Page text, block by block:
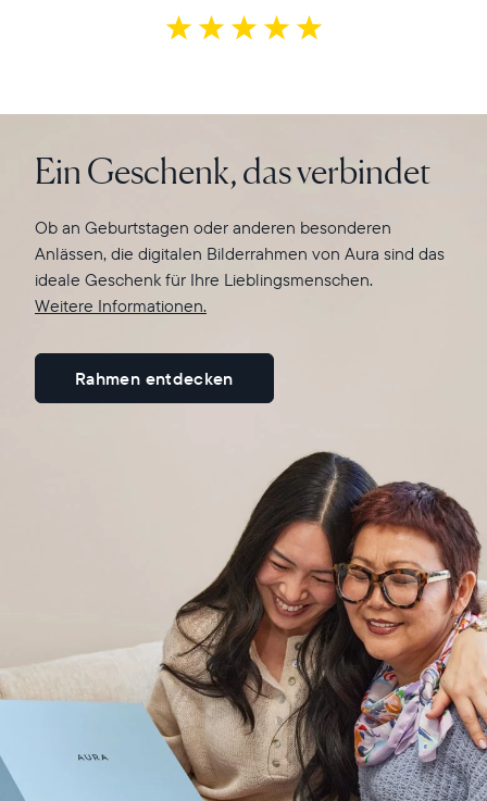
Aura bietet außerdem regelmäßige Software-Updates,
Für Geschenke aus der Ferne können Sie schon vorab
mit der App Fotos und Videos hochladen und so ein
Ein Geschenk, das verbindet
Ob an Geburtstagen oder anderen besonderen
Anlässen, die digitalen Bilderrahmen von Aura sind das
ideale Geschenk für Ihre Lieblingsmenschen.
Weitere Informationen.
Rahmen entdecken